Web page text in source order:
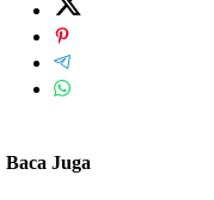
Baca Juga